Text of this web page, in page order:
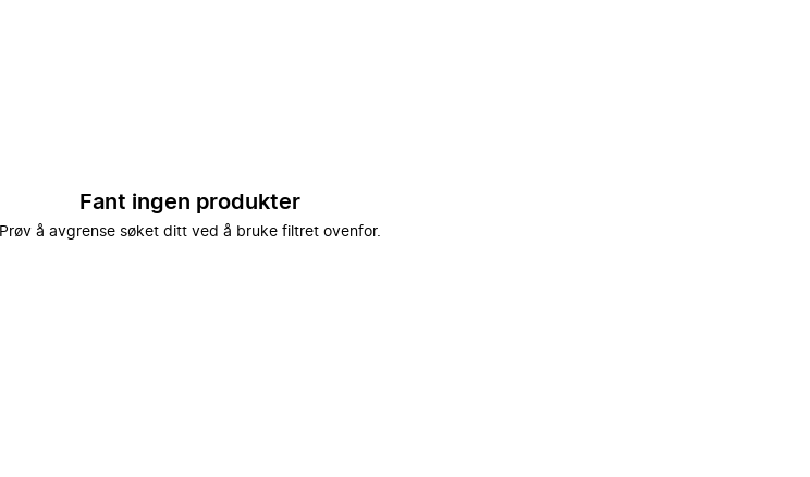
Fant ingen produkter
Prøv å avgrense søket ditt ved å bruke filtret ovenfor.